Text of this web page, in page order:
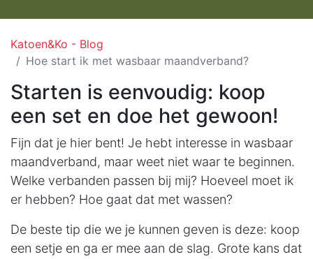
Katoen&Ko - Blog
Hoe start ik met wasbaar maandverband?
Starten is eenvoudig: koop
een set en doe het gewoon!
Fijn dat je hier bent! Je hebt interesse in wasbaar
maandverband, maar weet niet waar te beginnen.
Welke verbanden passen bij mij? Hoeveel moet ik
er hebben? Hoe gaat dat met wassen?
De beste tip die we je kunnen geven is deze: koop
een setje en ga er mee aan de slag. Grote kans dat